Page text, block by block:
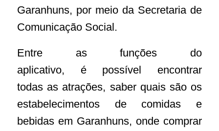
Garanhuns, por meio da Secretaria de
Comunicação Social.
Entre as funções do
aplicativo, é possível encontrar
todas as atrações, saber quais são os
estabelecimentos de comidas e
bebidas em Garanhuns, onde comprar